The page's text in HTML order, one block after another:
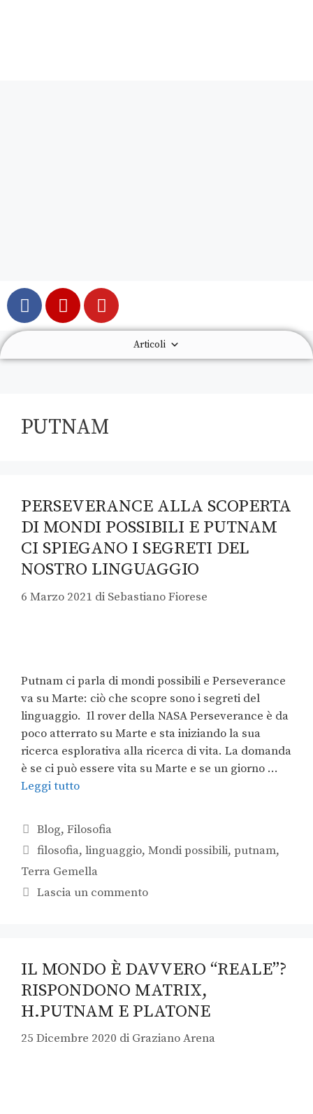
Articoli
PUTNAM
PERSEVERANCE ALLA SCOPERTA
DI MONDI POSSIBILI E PUTNAM
CI SPIEGANO I SEGRETI DEL
NOSTRO LINGUAGGIO
6 Marzo 2021 di Sebastiano Fiorese
Putnam ci parla di mondi possibili e Perseverance
va su Marte: ciò che scopre sono i segreti del
linguaggio. Il rover della NASA Perseverance è da
poco atterrato su Marte e sta iniziando la sua
ricerca esplorativa alla ricerca di vita. La domanda
è se ci può essere vita su Marte e se un giorno …
Leggi tutto
Blog,Filosofia
filosofia,linguaggio,Mondi possibili,putnam,
Terra Gemella
Lascia un commento
IL MONDO È DAVVERO “REALE”?
RISPONDONO MATRIX,
H.PUTNAM E PLATONE
25 Dicembre 2020 di Graziano Arena